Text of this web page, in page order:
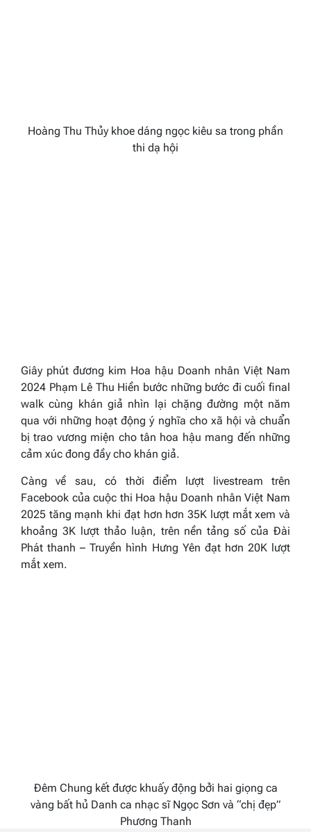
Hoàng Thu Thủy khoe dáng ngọc kiêu sa trong phần
thi dạ hội
Giây phút đương kim Hoa hậu Doanh nhân Việt Nam
2024 Phạm Lê Thu Hiền bước những bước đi cuối final
walk cùng khán giả nhìn lại chặng đường một năm
qua với những hoạt động ý nghĩa cho xã hội và chuẩn
bị trao vương miện cho tân hoa hậu mang đến những
cảm xúc đong đầy cho khán giả.
Càng về sau, có thời điểm lượt livestream trên
Facebook của cuộc thi Hoa hậu Doanh nhân Việt Nam
2025 tăng mạnh khi đạt hơn hơn 35K lượt mắt xem và
khoảng 3K lượt thảo luận, trên nền tảng số của Đài
Phát thanh – Truyền hình Hưng Yên đạt hơn 20K lượt
mắt xem.
Đêm Chung kết được khuấy động bởi hai giọng ca
vàng bất hủ Danh ca nhạc sĩ Ngọc Sơn và “chị đẹp”
Phương Thanh